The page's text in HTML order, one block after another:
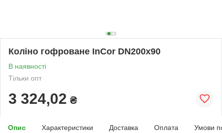
Коліно гофроване InCor DN200х90
В наявності
Тільки опт
3 324,02 ₴
Опис Характеристики Доставка Оплата Умови